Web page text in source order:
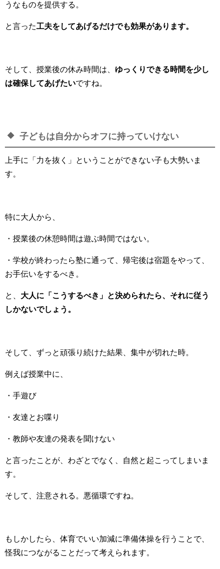
うなものを提供する。
と言った工夫をしてあげるだけでも効果があります。
そして、授業後の休み時間は、 ゆっくりできる時間を少し
は確保してあげたいですね。
子どもは自分からオフに持っていけない
上手に「力を抜く」ということができない子も大勢いま
す。
特に大人から、
・授業後の休憩時間は遊ぶ時間ではない。
・学校が終わったら塾に通って、帰宅後は宿題をやって、
お手伝いをするべき。
と、 大人に「こうするべき」と決められたら、それに従う
しかないでしょう。
そして、ずっと頑張り続けた結果、集中が切れた時。
例えば授業中に、
・手遊び
・友達とお喋り
・教師や友達の発表を聞けない
と言ったことが、わざとでなく、自然と起こってしまいま
す。
そして、注意される。悪循環ですね。
もしかしたら、体育でいい加減に準備体操を行うことで、
怪我につながることだって考えられます。